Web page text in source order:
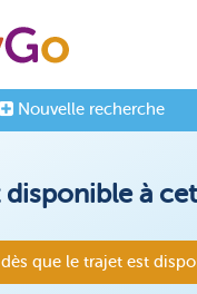
Nouvelle recherche
à
dès que le trajet est